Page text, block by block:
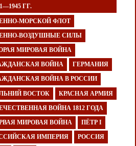
ГГ.
МОРСКОЙ ФЛОТ
ВОЗДУШНЫЕ СИЛЫ
МИРОВАЯ ВОЙНА
ВОЙНА ГЕРМАНИЯ
ВОЙНА В РОССИИ
ВОСТОК КРАСНАЯ АРМИЯ
ВОЙНА 1812 ГОДА
МИРОВАЯ ВОЙНА ПЁТР I
ИМПЕРИЯ РОССИЯ